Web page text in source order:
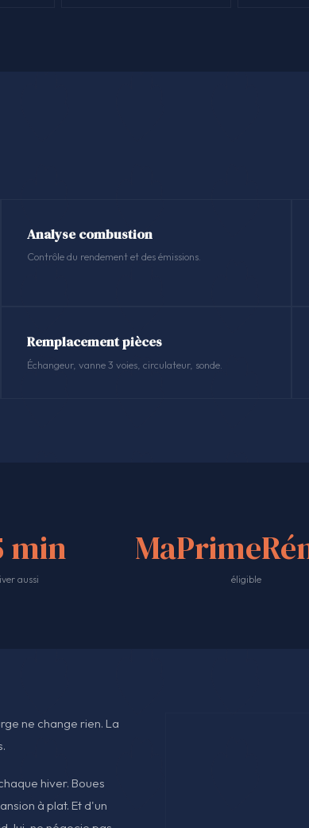
Analyse combustion
Contrôle du rendement et des émissions.
Remplacement pièces
Échangeur, vanne 3 voies, circulateur, sonde.
min
aussi éligible
ne change rien. La
hiver. Boues
à plat. Et d'un